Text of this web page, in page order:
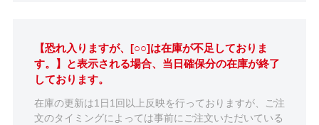
【恐れ入りますが、[○○]は在庫が不足しておりま
す。】と表示される場合、当日確保分の在庫が終了
しております。
在庫の更新は1日1回以上反映を行っておりますが、ご注
文のタイミングによっては事前にご注文いただいている